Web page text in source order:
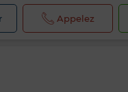
Appelez